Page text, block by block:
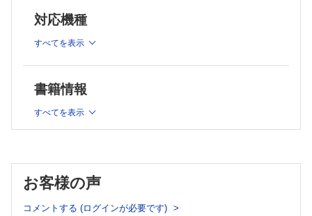
Ⅱ．腎尿管全摘除術におけるリンパ節郭清の適応と治療成績
Ⅳ．外科治療アルゴリズムの有用性
CQ2 腎尿管全摘除術において，腹腔鏡手術やロボット支援手術は推
奨されるか？
Ⅳ 薬物療法・その他
はじめに
Ⅰ． 腎尿管全摘除術後の膀胱内再発の予防を目的とした膀胱内注入療法
Column 4 上部尿路薬物注入療法の現状と課題
か？
8． 推奨決定会議
9． 患者・市民参画の推進と患者・市民グループの役割につい
て
11．ガイドライン改訂作業の実際
12．外部評価およびパブリックコメント
14．ガイドラインのモニタリング
15．資金
18．患者・市民向け解説書
19．協力者
20．参考文献
対応機種
すべてを表示
書籍情報
すべてを表示
お客様の声
コメントする (ログインが必要です)